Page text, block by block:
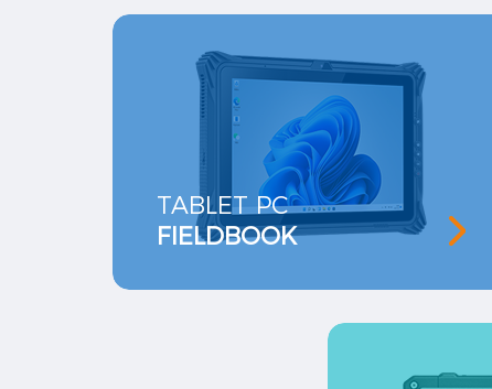
TABLET PC
FIELDBOOK